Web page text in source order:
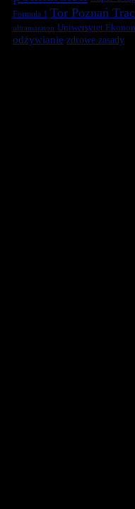
Formuła 1 Tor Poznań
ultramaraton Uniwersytet
odżywianie zdrowe zasady